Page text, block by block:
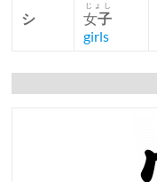
シ 女子
じょし
girls